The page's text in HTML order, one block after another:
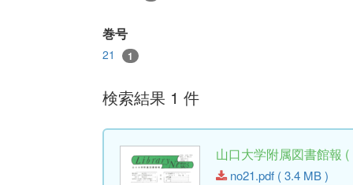
巻号
21 1
検索結果 1 件
山口大学附属図書館報
no21.pdf ( 3.4 MB )